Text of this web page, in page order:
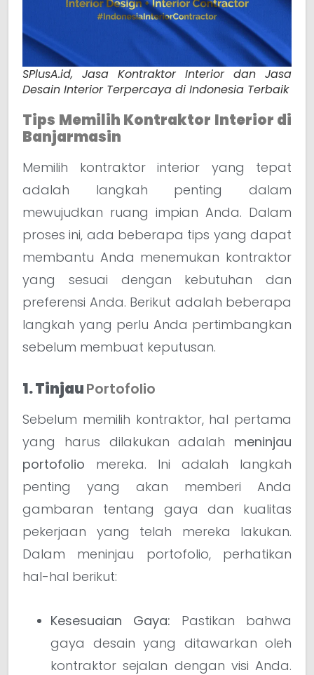
SPlusA.id, Jasa Kontraktor Interior dan Jasa
Desain Interior Terpercaya di Indonesia Terbaik
Tips Memilih Kontraktor Interior di
Banjarmasin
Memilih kontraktor interior yang tepat
adalah langkah penting dalam
mewujudkan ruang impian Anda. Dalam
proses ini, ada beberapa tips yang dapat
membantu Anda menemukan kontraktor
yang sesuai dengan kebutuhan dan
preferensi Anda. Berikut adalah beberapa
langkah yang perlu Anda pertimbangkan
sebelum membuat keputusan.
1. TinjauPortofolio
Sebelum memilih kontraktor, hal pertama
yang harus dilakukan adalah meninjau
portofolio mereka. Ini adalah langkah
penting yang akan memberi Anda
gambaran tentang gaya dan kualitas
pekerjaan yang telah mereka lakukan.
Dalam meninjau portofolio, perhatikan
hal-hal berikut:
Kesesuaian Gaya: Pastikan bahwa
gaya desain yang ditawarkan oleh
kontraktor sejalan dengan visi Anda.